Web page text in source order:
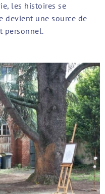
les histoires se
devient une source de
personnel.